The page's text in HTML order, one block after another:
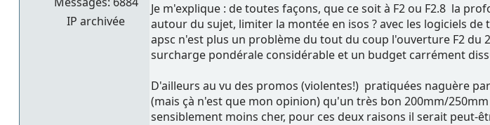
IP archivée
Je m'explique : de toutes façons, que ce soit à F2 ou F2.8 la
autour du sujet, limiter la montée en isos ? avec les logiciels
apsc n'est plus un problème du tout du coup l'ouverture F2
surcharge pondérale considérable et un budget carrément
D'ailleurs au vu des promos (violentes!) pratiquées naguère
(mais çà n'est que mon opinion) qu'un très bon 200mm/
sensiblement moins cher, pour ces deux raisons il serait peut-